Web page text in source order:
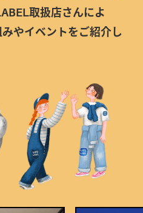
取扱店さんによ
やイベントをご紹介し